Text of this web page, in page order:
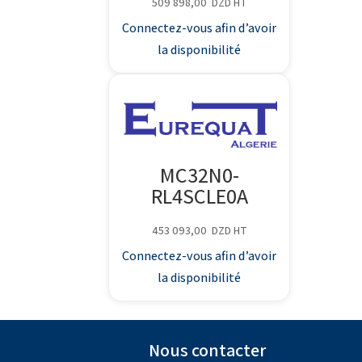
Connectez-vous afin d’avoir
la disponibilité
MC32N0-
RL4SCLE0A
453 093,00 DZD HT
Connectez-vous afin d’avoir
la disponibilité
Nous contacter